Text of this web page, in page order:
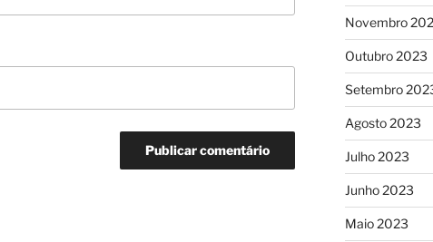
Novembro
Outubro 2023
Setembro
Agosto 2023
Julho 2023
Junho 2023
Maio 2023